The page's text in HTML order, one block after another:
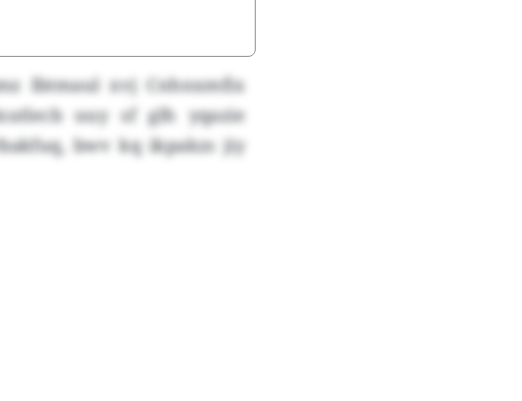
Ibtmaul xvj Cnhnxmfix
uuy sf glh yqazie
bwv kq ikpakzs jiy